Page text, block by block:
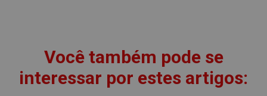
Você também pode se
interessar por estes artigos: